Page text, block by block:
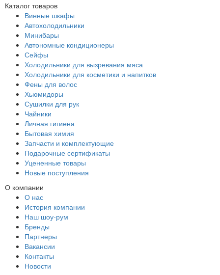
Каталог товаров
Винные шкафы
Автохолодильники
Минибары
Автономные кондиционеры
Сейфы
Холодильники для вызревания мяса
Холодильники для косметики и напитков
Фены для волос
Хьюмидоры
Сушилки для рук
Чайники
Личная гигиена
Бытовая химия
Запчасти и комплектующие
Подарочные сертификаты
Уцененные товары
Новые поступления
О компании
О нас
История компании
Наш шоу-рум
Бренды
Партнеры
Вакансии
Контакты
Новости